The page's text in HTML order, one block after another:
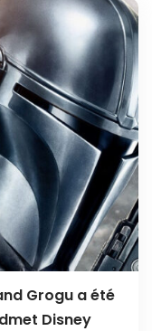
Grogu a été
Disney